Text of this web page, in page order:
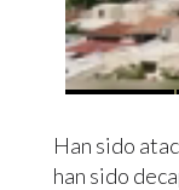
Han sido
han sido